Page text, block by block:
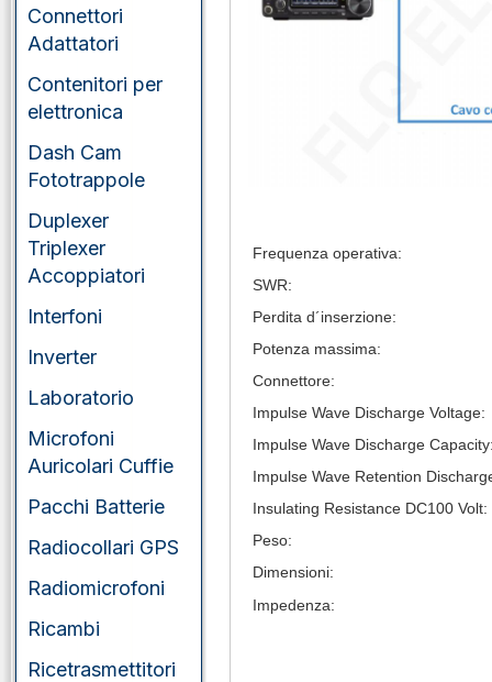
Connettori
Adattatori
Contenitori per
elettronica
Dash Cam
Fototrappole
Duplexer
Triplexer
Accoppiatori
Interfoni
Inverter
Laboratorio
Microfoni
Auricolari Cuffie
Pacchi Batterie
Radiocollari GPS
Radiomicrofoni
Ricambi
Ricetrasmettitori
Frequenza operativa:
SWR:
Perdita d´inserzione:
Potenza massima:
Connettore:
Impulse Wave Discharge Voltage:
Impulse Wave Discharge
Impulse Wave Retention
Insulating Resistance DC100 Volt:
Peso:
Dimensioni:
Impedenza: